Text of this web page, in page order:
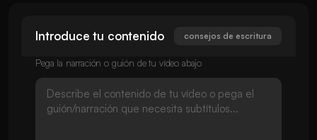
Introduce tu contenido consejos de escritura
Pega la narración o guión de tu vídeo abajo